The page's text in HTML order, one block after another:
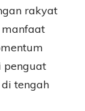
rakyat
penguat
tengah